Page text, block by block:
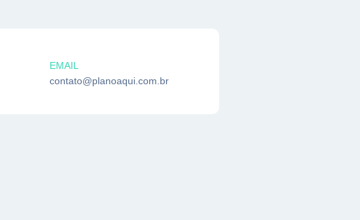
EMAIL
contato@planoaqui.com.br